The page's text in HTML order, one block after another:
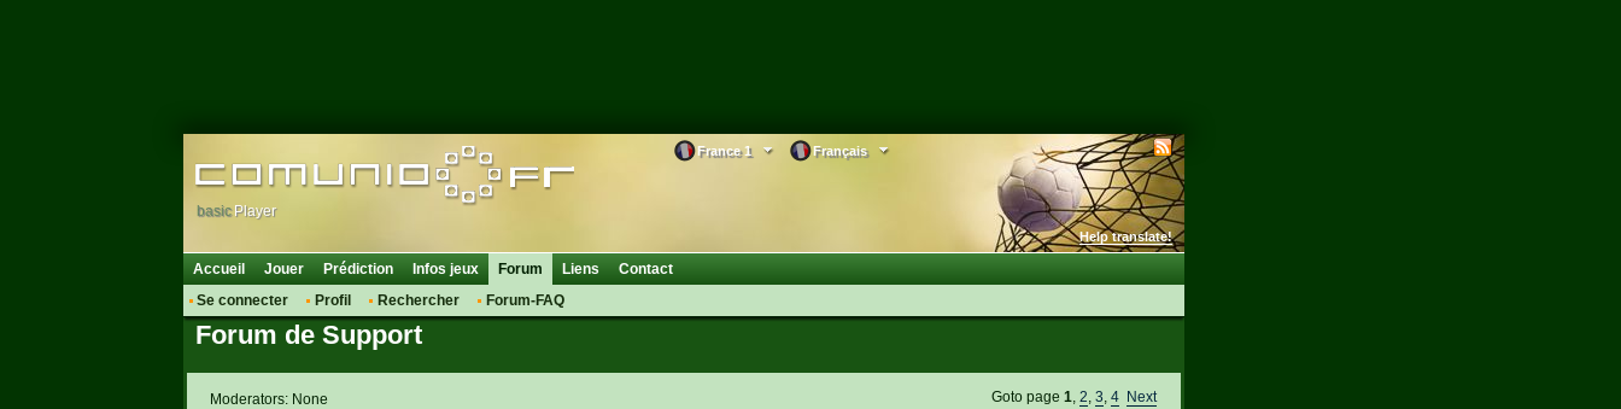
Français
France 1
Help translate!
basic Player
Accueil Jouer Prédiction Infos jeux
Forum
Se connecter
Profil Rechercher Forum-FAQ
Liens Contact
Forum de Support
Goto page1 ,2 ,3 ,4 Next
Moderators: None